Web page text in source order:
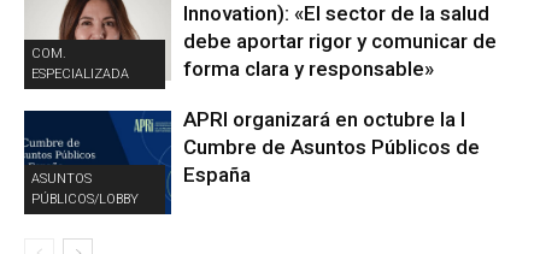
COM.
ESPECIALIZADA
Innovation): «El sector de la salud
debe aportar rigor y comunicar de
forma clara y responsable»
ASUNTOS
PÚBLICOS/LOBBY
APRI organizará en octubre la I
Cumbre de Asuntos Públicos de
España